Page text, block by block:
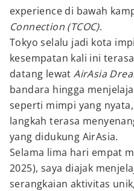
experience di bawah
Connection (TCOC).
Tokyo selalu jadi kota
kesempatan kali ini
datang lewatAirAsia
bandara hingga
seperti mimpi yang
langkah terasa
yang didukung AirAsia.
Selama lima hari empat
2025), saya diajak
serangkaian aktivitas